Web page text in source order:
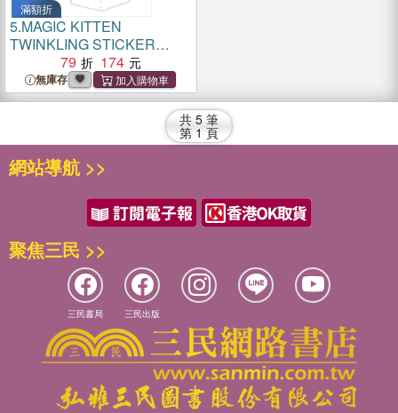
滿額折
5.MAGIC KITTEN
TWINKLING STICKER
79 174
無庫存
共 5 筆
第 1 頁
網站導航 >>
聚焦三民 >>
三民書局 三民出版